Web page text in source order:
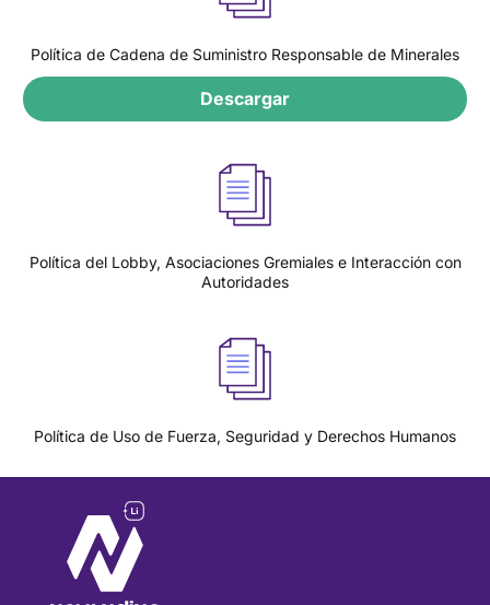
Política de Cadena de Suministro Responsable de Minerales
Descargar
Política del Lobby, Asociaciones Gremiales e Interacción con
Autoridades
Política de Uso de Fuerza, Seguridad y Derechos Humanos